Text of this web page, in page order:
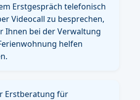
Erstgespräch telefonisch
Videocall zu besprechen,
Ihnen bei der Verwaltung
helfen
Erstberatung für